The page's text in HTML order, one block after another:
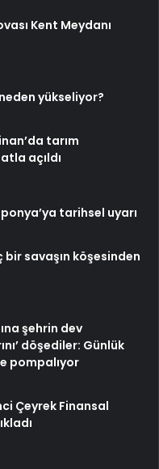
Kent Meydanı
yükseliyor?
tarım
açıldı
tarihsel uyarı
bir savaşın köşesinden
şehrin dev
döşediler: Günlük
pompalıyor
Çeyrek Finansal